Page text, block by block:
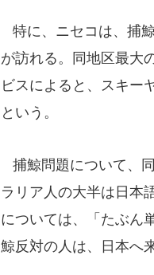
特に、ニセコは、捕
が訪れる。同地区最大
ビスによると、スキー
という。
捕鯨問題について、
ラリア人の大半は日本
については、「たぶん
鯨反対の人は、日本へ